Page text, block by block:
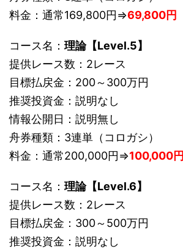
料金：通常169,800円⇒69,800円
コース名： 理論【Level.5】
提供レース数：2レース
目標払戻金：200～300万円
推奨投資金：説明なし
情報公開日：説明無し
舟券種類：3連単（コロガシ）
料金：通常200,000円⇒100,000円
コース名： 理論【Level.6】
提供レース数：2レース
目標払戻金：300～500万円
推奨投資金：説明なし